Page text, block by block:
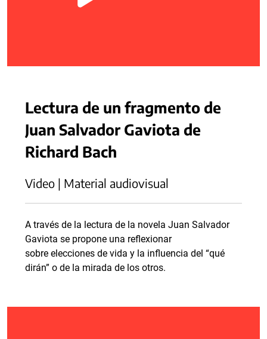
Lectura de un fragmento de
Juan Salvador Gaviota de
Richard Bach
Video | Material audiovisual
A través de la lectura de la novela Juan Salvador
Gaviota se propone una reflexionar
sobre elecciones de vida y la influencia del “qué
dirán” o de la mirada de los otros.